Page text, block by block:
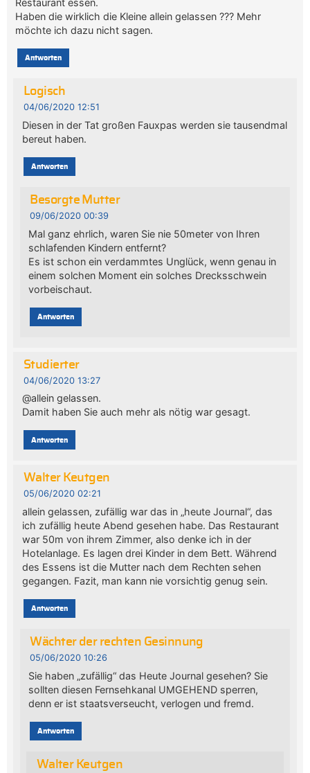
Haben die wirklich die Kleine allein gelassen ??? Mehr
möchte ich dazu nicht sagen.
Antworten
Logisch
04/06/2020 12:51
Diesen in der Tat großen Fauxpas werden sie tausendmal
bereut haben.
Antworten
Besorgte Mutter
09/06/2020 00:39
Mal ganz ehrlich, waren Sie nie 50meter von Ihren
schlafenden Kindern entfernt?
Es ist schon ein verdammtes Unglück, wenn genau in
einem solchen Moment ein solches Drecksschwein
vorbeischaut.
Antworten
Studierter
04/06/2020 13:27
@allein gelassen.
Damit haben Sie auch mehr als nötig war gesagt.
Antworten
Walter Keutgen
05/06/2020 02:21
allein gelassen, zufällig war das in „heute Journal“, das
ich zufällig heute Abend gesehen habe. Das Restaurant
war 50m von ihrem Zimmer, also denke ich in der
Hotelanlage. Es lagen drei Kinder in dem Bett. Während
des Essens ist die Mutter nach dem Rechten sehen
gegangen. Fazit, man kann nie vorsichtig genug sein.
Antworten
Wächter der rechten Gesinnung
05/06/2020 10:26
Sie haben „zufällig“ das Heute Journal gesehen? Sie
sollten diesen Fernsehkanal UMGEHEND sperren,
denn er ist staatsverseucht, verlogen und fremd.
Antworten
Walter Keutgen